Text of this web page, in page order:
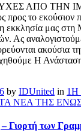
ΑΠΟ ΤΗΝ
προς το
η εκκλησία μας
Ας αναλογιστούμε
ακούσια
Η
by IDUnited in 1Η
ΝΕΑ ΤΗΣ
Γιορτή των